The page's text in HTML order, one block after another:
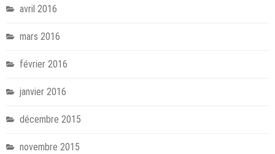
avril 2016
mars 2016
février 2016
janvier 2016
décembre 2015
novembre 2015